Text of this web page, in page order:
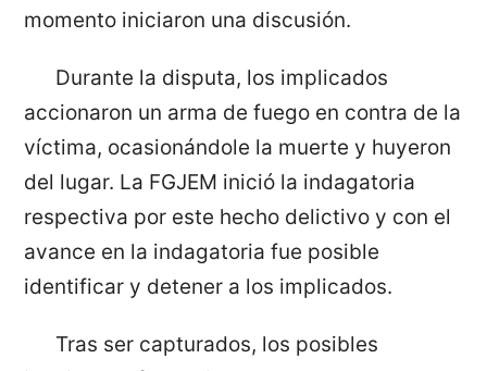
momento iniciaron una discusión.
Durante la disputa, los implicados
accionaron un arma de fuego en contra de la
víctima, ocasionándole la muerte y huyeron
del lugar. La FGJEM inició la indagatoria
respectiva por este hecho delictivo y con el
avance en la indagatoria fue posible
identificar y detener a los implicados.
Tras ser capturados, los posibles